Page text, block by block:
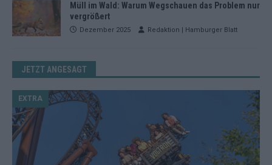
Müll im Wald: Warum Wegschauen das Problem nur
vergrößert
Dezember 2025 Redaktion | Hamburger Blatt
JETZT ANGESAGT
EXTRA